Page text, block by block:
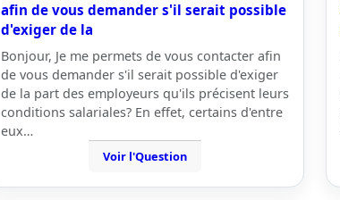
afin de vous demander s'il serait possible
d'exiger de la
Bonjour, Je me permets de vous contacter afin
de vous demander s'il serait possible d'exiger
de la part des employeurs qu'ils précisent leurs
conditions salariales? En effet, certains d'entre
eux…
Voir l'Question